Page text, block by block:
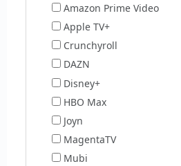
Amazon Prime Video
Apple TV+
Crunchyroll
DAZN
Disney+
HBO Max
Joyn
MagentaTV
Mubi